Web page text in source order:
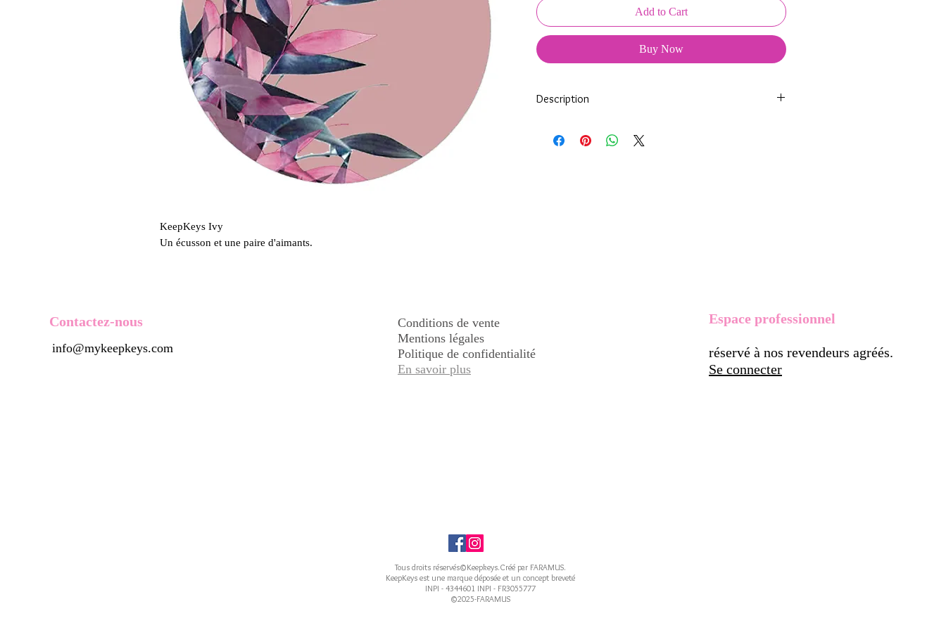
KeepKeys Ivy
Un écusson et une paire d'aimants.
Add to Cart
Buy Now
Description
nos soins.
Contactez-nous
info@mykeepkeys.com
Conditions de vente
Mentions légales
Politique de confidentialité
En savoir plus
Espace professionnel
réservé à nos revendeurs agréés.
Se connecter
Tous droits réservés©Keepkeys.Créé par FARAMUS.
KeepKeys est une marque déposée et un concept breveté
INPI - 4344601 INPI - FR3055777
©2025-FARAMUS